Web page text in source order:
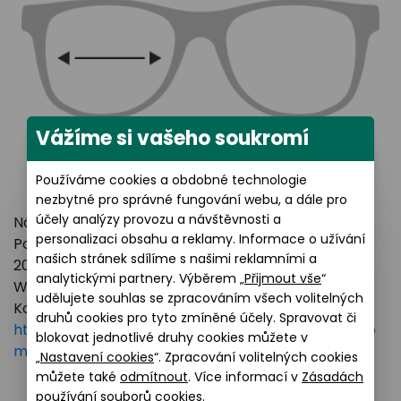
Název výrobce: LUXOTTICA GROUP
Poštovní adresa: Piazzale Luigi Cadorna 3 Milano,
20123 Italy
Webové stránky:https://www.essilorluxottica.com
Kontakt:
https://www.essilorluxottica.com/en/brands/custo
mer-care
Vážíme si vašeho soukromí
Používáme cookies a obdobné technologie
nezbytné pro správné fungování webu, a dále pro
účely analýzy provozu a návštěvnosti a
personalizaci obsahu a reklamy. Informace o užívání
našich stránek sdílíme s našimi reklamními a
analytickými partnery. Výběrem „Přijmout vše“
udělujete souhlas se zpracováním všech volitelných
druhů cookies pro tyto zmíněné účely. Spravovat či
blokovat jednotlivé druhy cookies můžete v
„Nastavení cookies“. Zpracování volitelných cookies
můžete také odmítnout. Více informací v Zásadách
používání souborů cookies.